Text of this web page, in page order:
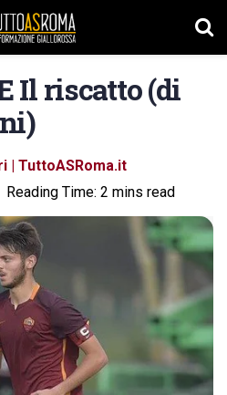
Il riscatto (di
| TuttoASRoma.it
Reading Time: 2 mins read